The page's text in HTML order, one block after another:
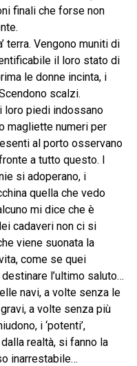
finali che forse non
terra. Vengono muniti di
il loro stato di
le donne incinta, i
scalzi.
loro piedi indossano
magliette numeri per
al porto osservano
a tutto questo. I
si adoperano, i
quella che vedo
mi dice che è
cadaveri non ci si
viene suonata la
come se quei
l’ultimo saluto…
navi, a volte senza le
a volte senza più
i ‘potenti’,
realtà, si fanno la
inarrestabile…